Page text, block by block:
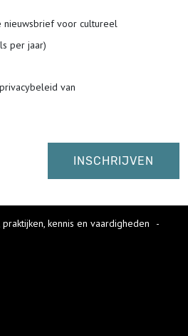
nieuwsbrief voor cultureel
per jaar)
van
kennis en vaardigheden
-